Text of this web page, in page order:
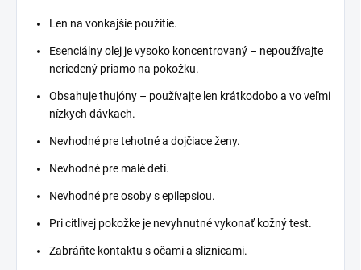
Len na vonkajšie použitie.
Esenciálny olej je vysoko koncentrovaný – nepoužívajte
neriedený priamo na pokožku.
Obsahuje thujóny – používajte len krátkodobo a vo veľmi
nízkych dávkach.
Nevhodné pre tehotné a dojčiace ženy.
Nevhodné pre malé deti.
Nevhodné pre osoby s epilepsiou.
Pri citlivej pokožke je nevyhnutné vykonať kožný test.
Zabráňte kontaktu s očami a sliznicami.